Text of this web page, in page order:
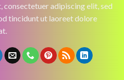
consectetuer adipiscing elit, sed
tincidunt ut laoreet dolore